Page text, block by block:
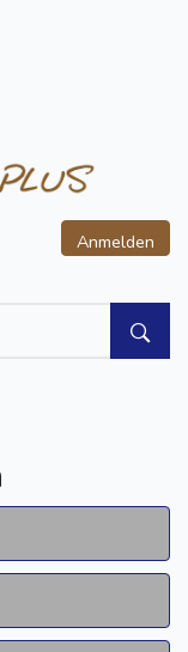
Anmelden